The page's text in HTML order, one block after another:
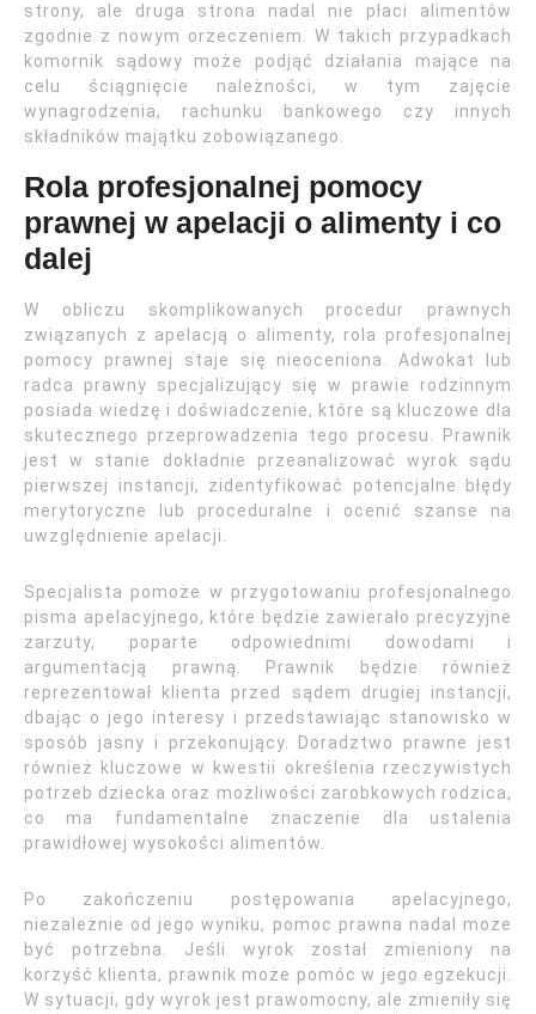
strony, ale druga strona nadal nie płaci alimentów
zgodnie z nowym orzeczeniem. W takich przypadkach
komornik sądowy może podjąć działania mające na
celu ściągnięcie należności, w tym zajęcie
wynagrodzenia, rachunku bankowego czy innych
składników majątku zobowiązanego.
Rola profesjonalnej pomocy
prawnej w apelacji o alimenty i co
dalej
W obliczu skomplikowanych procedur prawnych
związanych z apelacją o alimenty, rola profesjonalnej
pomocy prawnej staje się nieoceniona. Adwokat lub
radca prawny specjalizujący się w prawie rodzinnym
posiada wiedzę i doświadczenie, które są kluczowe dla
skutecznego przeprowadzenia tego procesu. Prawnik
jest w stanie dokładnie przeanalizować wyrok sądu
pierwszej instancji, zidentyfikować potencjalne błędy
merytoryczne lub proceduralne i ocenić szanse na
uwzględnienie apelacji.
Specjalista pomoże w przygotowaniu profesjonalnego
pisma apelacyjnego, które będzie zawierało precyzyjne
zarzuty, poparte odpowiednimi dowodami i
argumentacją prawną. Prawnik będzie również
reprezentował klienta przed sądem drugiej instancji,
dbając o jego interesy i przedstawiając stanowisko w
sposób jasny i przekonujący. Doradztwo prawne jest
również kluczowe w kwestii określenia rzeczywistych
potrzeb dziecka oraz możliwości zarobkowych rodzica,
co ma fundamentalne znaczenie dla ustalenia
prawidłowej wysokości alimentów.
Po zakończeniu postępowania apelacyjnego,
niezależnie od jego wyniku, pomoc prawna nadal może
być potrzebna. Jeśli wyrok został zmieniony na
korzyść klienta, prawnik może pomóc w jego egzekucji.
W sytuacji, gdy wyrok jest prawomocny, ale zmieniły się